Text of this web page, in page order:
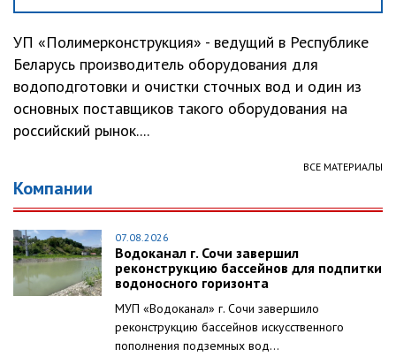
УП «Полимерконструкция» - ведущий в Республике
Беларусь производитель оборудования для
водоподготовки и очистки сточных вод и один из
основных поставщиков такого оборудования на
российский рынок....
ВСЕ МАТЕРИАЛЫ
Компании
07.08.2026
Водоканал г. Сочи завершил
реконструкцию бассейнов для подпитки
водоносного горизонта
МУП «Водоканал» г. Сочи завершило
реконструкцию бассейнов искусственного
пополнения подземных вод...